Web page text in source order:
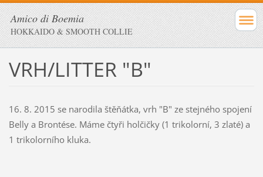
Amico di Boemia
HOKKAIDO & SMOOTH COLLIE
VRH/LITTER "B"
16. 8. 2015 se narodila štěňátka, vrh "B" ze stejného spojení
Belly a Brontése. Máme čtyři holčičky (1 trikolorní, 3 zlaté) a
1 trikolorního kluka.